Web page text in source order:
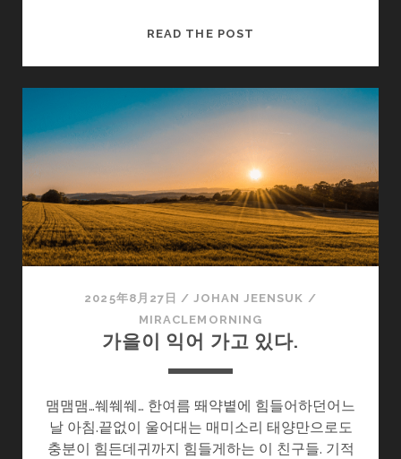
READ THE POST
쁨
2025年8月27日 / JOHAN JEENSUK /
MIRACLEMORNING
가을이 익어 가고 있다.
맴맴맴…쒜쒜쒜… 한여름 뙈약볕에 힘들어하던어느
날 아침.끝없이 울어대는 매미소리 태양만으로도
충분이 힘든데귀까지 힘들게하는 이 친구들. 기적